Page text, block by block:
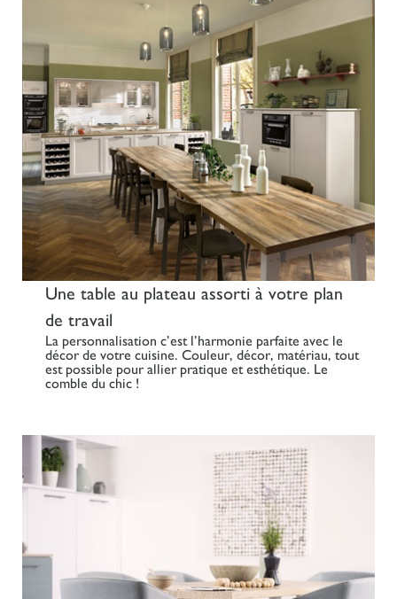
Une table au plateau assorti à votre plan
de travail
La personnalisation c’est l’harmonie parfaite avec le
décor de votre cuisine. Couleur, décor, matériau, tout
est possible pour allier pratique et esthétique. Le
comble du chic !